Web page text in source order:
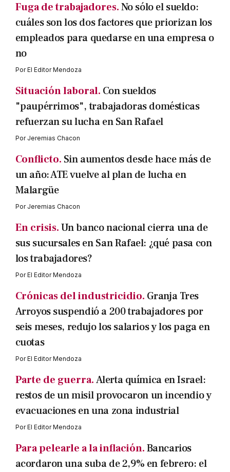
Fuga de trabajadores.No sólo el sueldo:
cuáles son los dos factores que priorizan los
empleados para quedarse en una empresa o
no
PorEl Editor Mendoza
Situación laboral. Con sueldos
"paupérrimos", trabajadoras domésticas
refuerzan su lucha en San Rafael
Por Jeremias Chacon
Conflicto. Sin aumentos desde hace más de
un año: ATE vuelve al plan de lucha en
Malargüe
Por Jeremias Chacon
En crisis.Un banco nacional cierra una de
sus sucursales en San Rafael: ¿qué pasa con
los trabajadores?
PorEl Editor Mendoza
Crónicas del industricidio. Granja Tres
Arroyos suspendió a 200 trabajadores por
seis meses, redujo los salarios y los paga en
cuotas
PorEl Editor Mendoza
Parte de guerra.Alerta química en Israel:
restos de un misil provocaron un incendio y
evacuaciones en una zona industrial
PorEl Editor Mendoza
Para pelearle a la inflación.Bancarios
acordaron una suba de 2,9% en febrero: el